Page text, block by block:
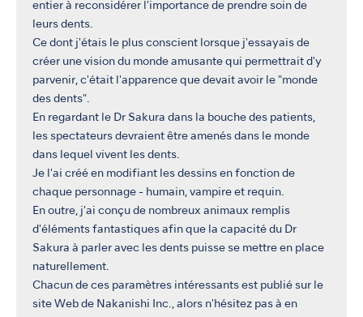
entier à reconsidérer l'importance de prendre soin de
leurs dents.
Ce dont j'étais le plus conscient lorsque j'essayais de
créer une vision du monde amusante qui permettrait d'y
parvenir, c'était l'apparence que devait avoir le "monde
des dents".
En regardant le Dr Sakura dans la bouche des patients,
les spectateurs devraient être amenés dans le monde
dans lequel vivent les dents.
Je l'ai créé en modifiant les dessins en fonction de
chaque personnage - humain, vampire et requin.
En outre, j'ai conçu de nombreux animaux remplis
d'éléments fantastiques afin que la capacité du Dr
Sakura à parler avec les dents puisse se mettre en place
naturellement.
Chacun de ces paramètres intéressants est publié sur le
site Web de Nakanishi Inc., alors n'hésitez pas à en